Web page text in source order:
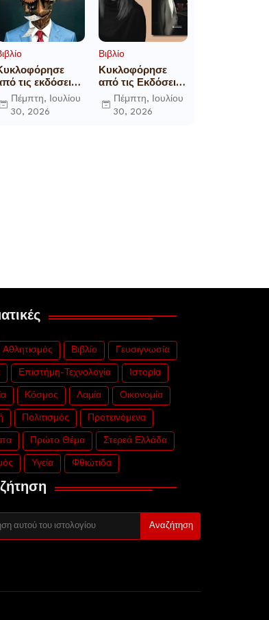
τις εκδόσεις
Gema το
μυθιστόρημα του
Πέμπτη, Ιουλίου
30, 2026
Βιβλίο
Κυκλοφόρησε
από τις Εκδόσεις
Επίμετρο το
αστυνομικό
Πέμπτη, Ιουλίου
30, 2026
Αθλητισμός Βιβλίο Γευσιγνωσία
Επιστήμη-Τεχνολογία Ιστορία
Κόσμος Λαμία Οικονομία
Πολιτισμός Προτεινόμενα
Πρώτο Θέμα Στερεά Ελλάδα
Υγεία Φθιώτιδα